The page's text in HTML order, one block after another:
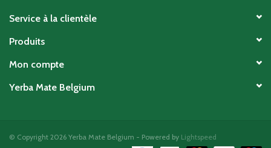
Service à la clientèle
Produits
Mon compte
Yerba Mate Belgium
© Copyright 2026 Yerba Mate Belgium - Powered by Lightspeed